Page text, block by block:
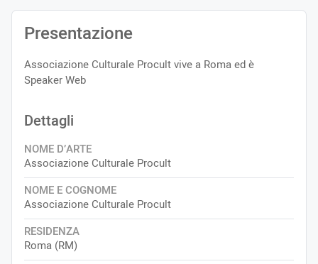
Presentazione
Associazione Culturale Procult vive a Roma ed è
Speaker Web
Dettagli
NOME D’ARTE
Associazione Culturale Procult
NOME E COGNOME
Associazione Culturale Procult
RESIDENZA
Roma (RM)